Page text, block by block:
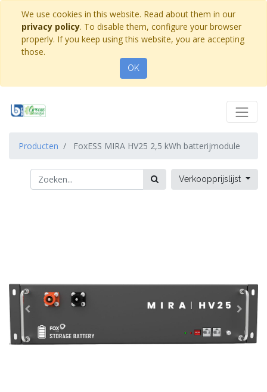
We use cookies in this website. Read about them in our
privacy policy. To disable them, configure your browser
properly. If you keep using this website, you are accepting
those.
OK
Producten FoxESS MIRA HV25 2,5 kWh batterijmodule
Verkoopprijslijst